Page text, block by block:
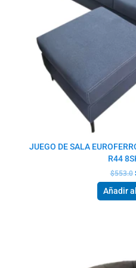
JUEGO DE SALA
R44
$553.0
Añadir